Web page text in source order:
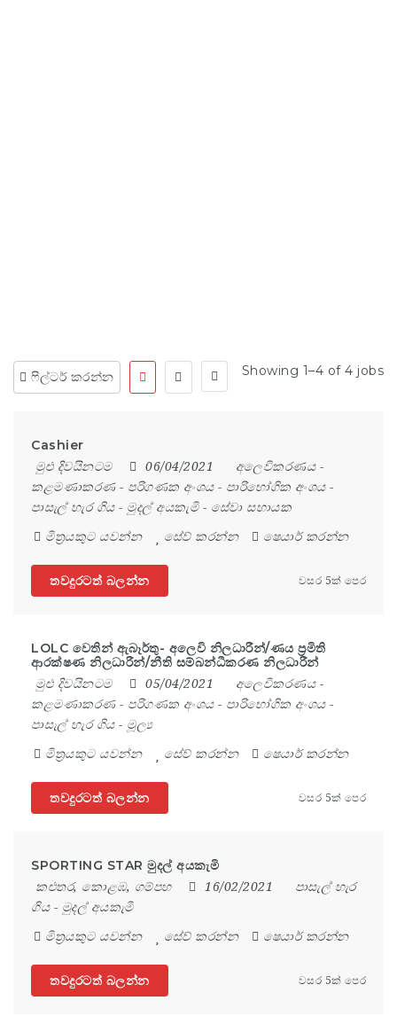
ෆිල්ටර් කරන්න Showing 1–4 of 4 jobs
Cashier
මුළු දිවයිනටම 06/04/2021 අලෙවිකරණය-
කළමණාකරණ- පරිගණක අංශය- පාරිභෝගික අංශය-
පාසැල් හැර ගිය- මුදල් අයකැමි- සේවා සහායක
මිත්‍රයකුට යවන්න සේව් කරන්න ෂෙයාර් කරන්න
තවදුරටත් බලන්න වසර 5ක් පෙර
LOLC වෙතින් ඇබෑර්තු- අලෙවි නිලධාරීන්/ණය ප්‍රමිති
ආරක්ෂණ නිලධාරීන්/නීති සම්බන්ධීකරණ නිලධාරීන්
මුළු දිවයිනටම 05/04/2021 අලෙවිකරණය-
කළමණාකරණ- පරිගණක අංශය- පාරිභෝගික අංශය-
පාසැල් හැර ගිය- මූල්‍ය
මිත්‍රයකුට යවන්න සේව් කරන්න ෂෙයාර් කරන්න
තවදුරටත් බලන්න වසර 5ක් පෙර
SPORTING STAR මුදල් අයකැමි
කළුතර, කොළඹ, ගම්පහ 16/02/2021
පාසැල් හැර
ගිය- මුදල් අයකැමි
මිත්‍රයකුට යවන්න සේව් කරන්න ෂෙයාර් කරන්න
තවදුරටත් බලන්න වසර 5ක් පෙර